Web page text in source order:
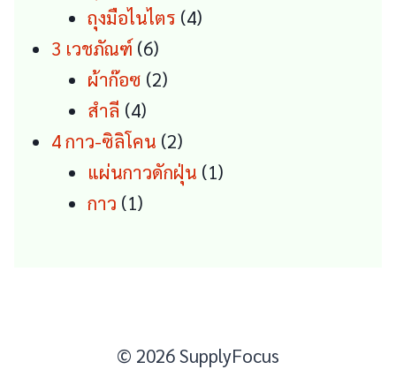
products
ถุงมือไนไตร 44
3 เวชภัณฑ์ 66
products
ผ้าก๊อซ 22
สำลี 44
products
4 กาว-ซิลิโคน 22
products
แผ่นกาวดักฝุ่น 11
กาว 11
© 2026 SupplyFocus